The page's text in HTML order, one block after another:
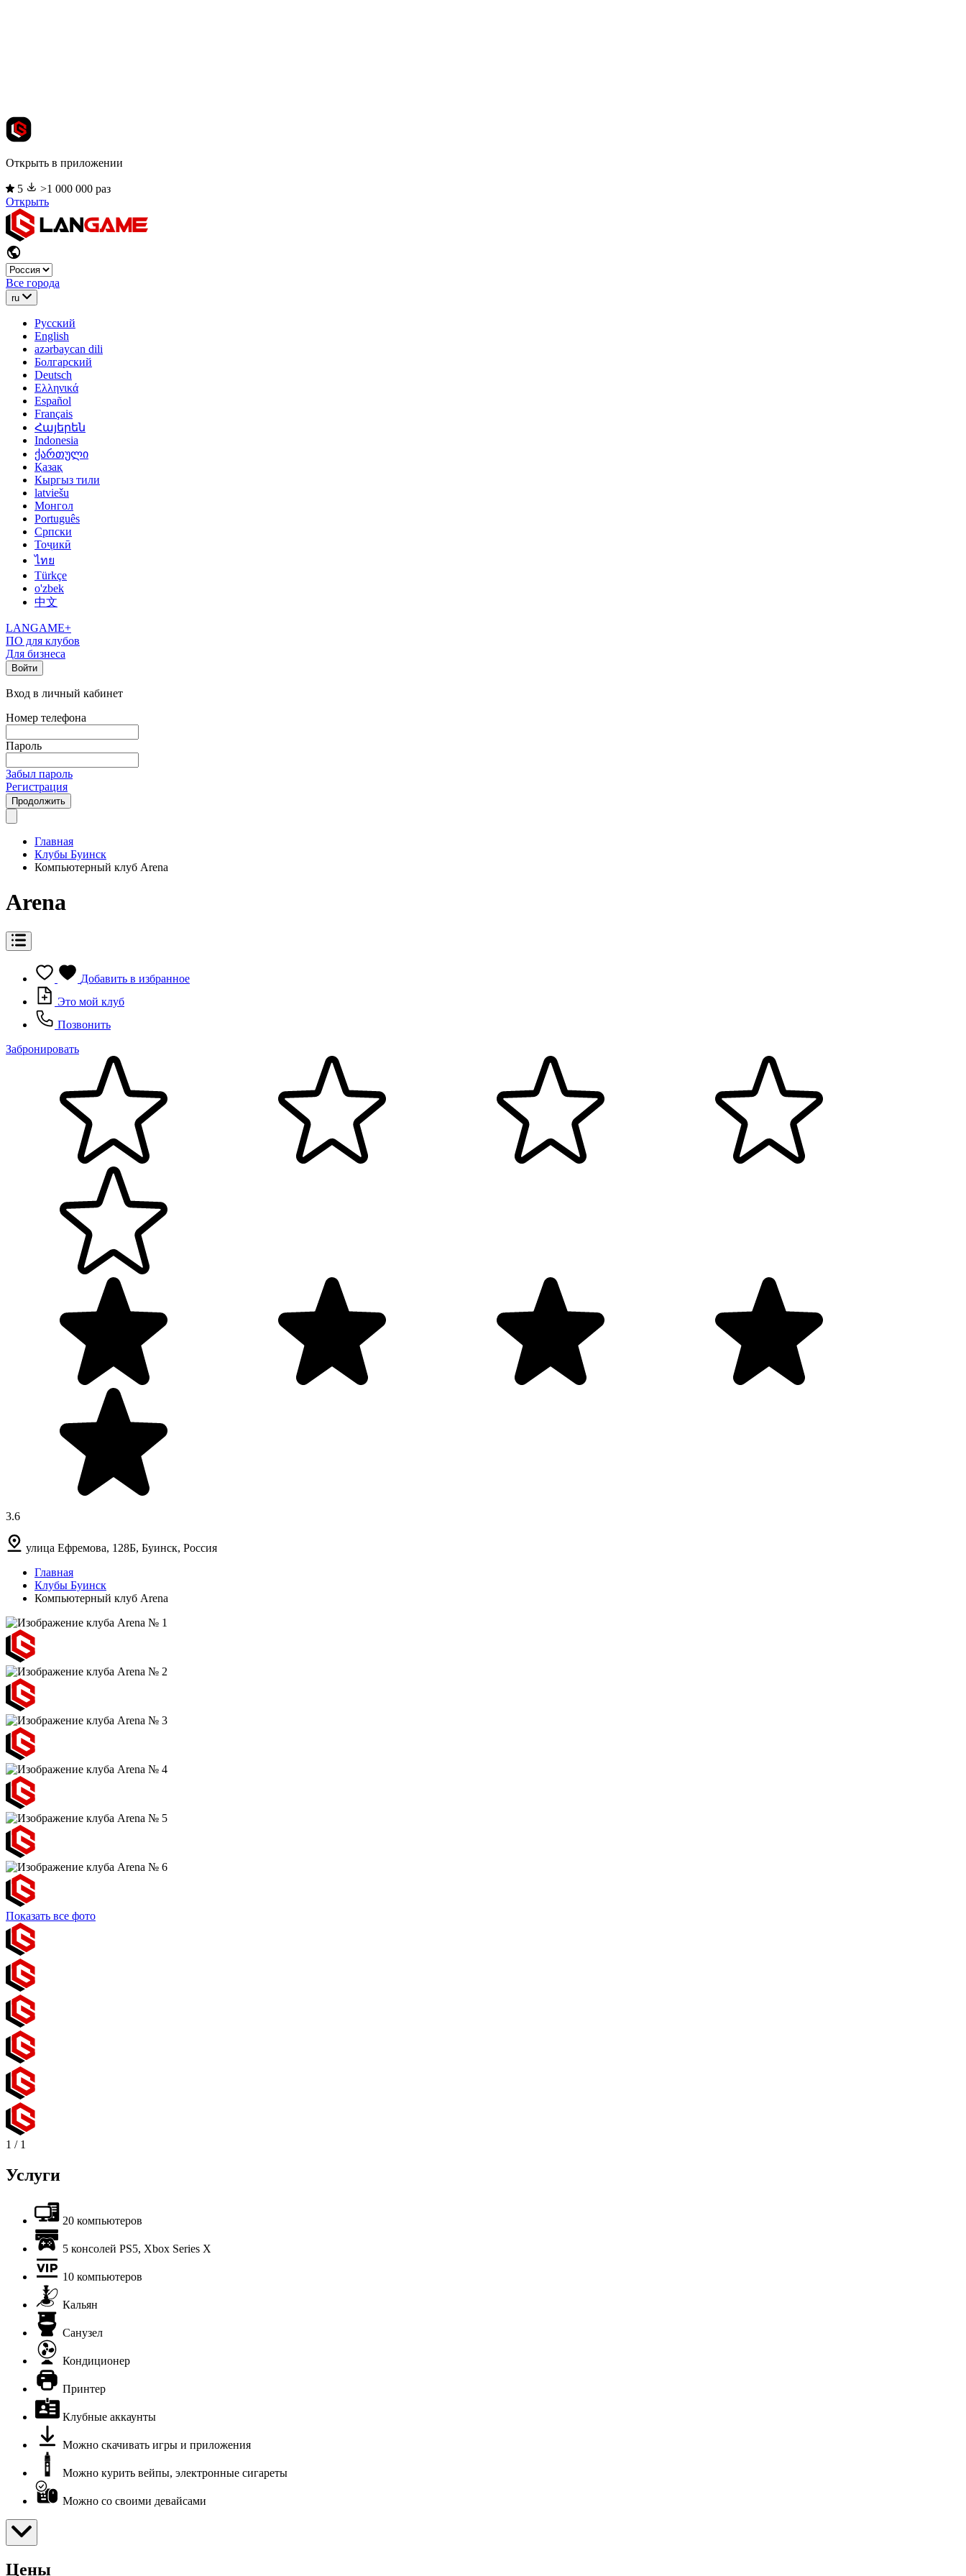
Открыть в приложении
5
>1 000 000 раз
Открыть
Все города
ru
Русский
English
azərbaycan dili
Болгарский
Deutsch
Ελληνικά
Español
Français
Հայերեն
Indonesia
ქართული
Қазақ
Кыргыз тили
latviešu
Монгол
Português
Српски
Тоҷикӣ
ไทย
Türkçe
o'zbek
中文
LANGAME+
ПО для клубов
Для бизнеса
Войти
Вход в личный кабинет
Номер телефона
Пароль
Забыл пароль
Регистрация
Продолжить
Главная
Клубы Буинск
Компьютерный клуб Arena
Arena
Добавить в избранное
Это мой клуб
Позвонить
Забронировать
3.6
улица Ефремова, 128Б, Буинск, Россия
Главная
Клубы Буинск
Компьютерный клуб Arena
Показать все фото
1 / 1
Услуги
20 компьютеров
5 консолей PS5, Xbox Series X
10 компьютеров
Кальян
Санузел
Кондиционер
Принтер
Клубные аккаунты
Можно скачивать игры и приложения
Можно курить вейпы, электронные сигареты
Можно со своими девайсами
Цены